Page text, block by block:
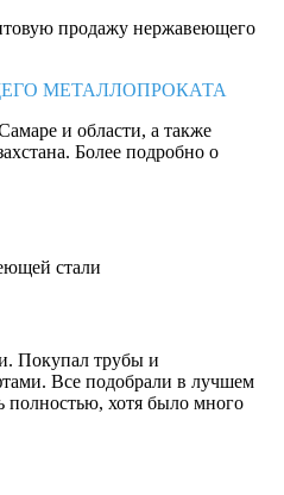
продажу нержавеющего
МЕТАЛЛОПРОКАТА
и области, а также
Более подробно о
стали
Покупал трубы и
Все подобрали в лучшем
полностью, хотя было много